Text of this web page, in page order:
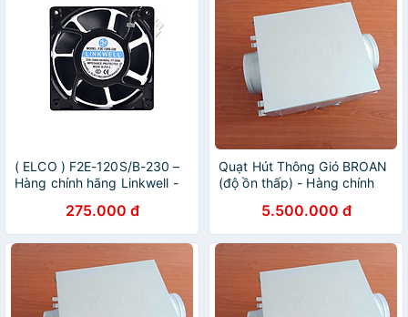
( ELCO ) F2E-120S/B-230 –
Hàng chính hãng Linkwell -
275.000 đ
Quạt Hút Thông Gió BROAN
(độ ồn thấp) - Hàng chính
5.500.000 đ